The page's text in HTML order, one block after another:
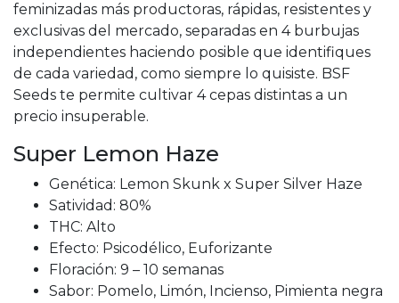
feminizadas más productoras, rápidas, resistentes y
exclusivas del mercado, separadas en 4 burbujas
independientes haciendo posible que identifiques
de cada variedad, como siempre lo quisiste. BSF
Seeds te permite cultivar 4 cepas distintas a un
precio insuperable.
Super Lemon Haze
Genética: Lemon Skunk x Super Silver Haze
Satividad: 80%
THC: Alto
Efecto: Psicodélico, Euforizante
Floración: 9 – 10 semanas
Sabor: Pomelo, Limón, Incienso, Pimienta negra